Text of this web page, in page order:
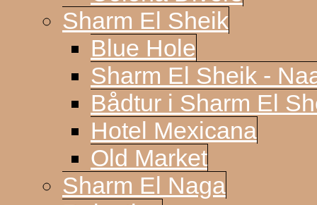
Sharm El Sheik
Blue Hole
Sharm El Sheik -
Bådtur i Sharm El
Hotel Mexicana
Old Market
Sharm El Naga